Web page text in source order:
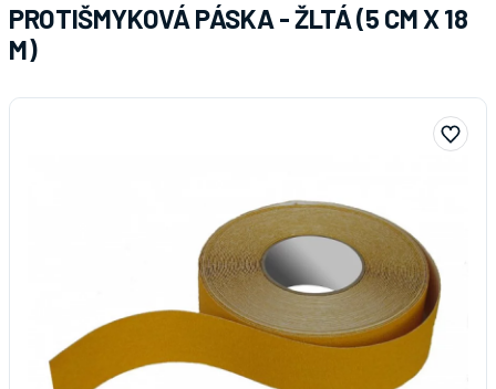
PROTIŠMYKOVÁ PÁSKA - ŽLTÁ (5 CM X 18
M)